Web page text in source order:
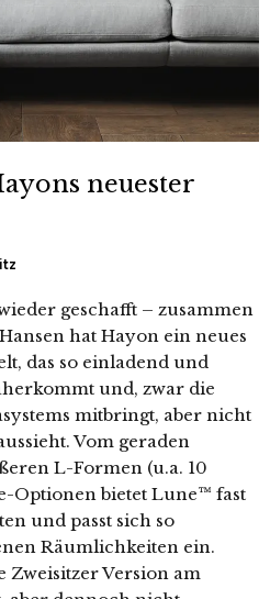
neuester
geschafft – zusammen
hat Hayon ein neues
das so einladend und
und, zwar die
mitbringt, aber nicht
Vom geraden
L-Formen (u.a. 10
Optionen bietet Lune™ fast
und passt sich so
Räumlichkeiten ein.
Zweisitzer Version am